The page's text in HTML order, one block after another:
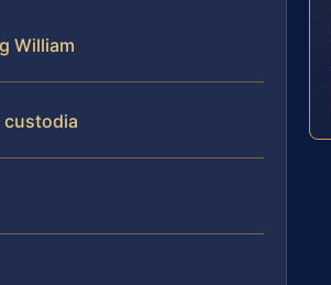
William
custodia